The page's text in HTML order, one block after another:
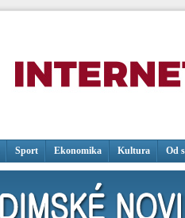
Sport Ekonomika Kultura Od